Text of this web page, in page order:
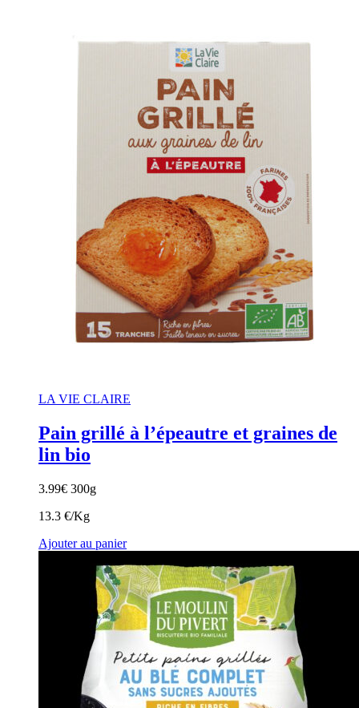
LA VIE CLAIRE
Pain grillé à l’épeautre et graines de
lin bio
3.99€ 300g
13.3 €/Kg
Ajouter au panier